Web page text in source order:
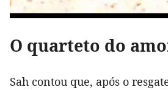
O quarteto do
Sah contou que, após o